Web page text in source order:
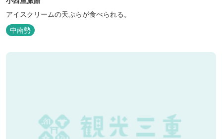
アイスクリームの天ぷらが食べられる。
中南勢